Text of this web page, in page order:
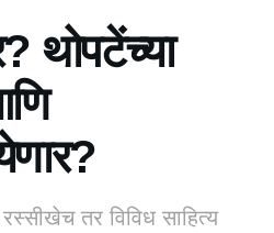
थोपटेंच्या
तर विविध साहित्य